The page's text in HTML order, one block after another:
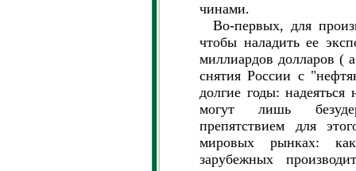
чинами.
Во-первых, для
чтобы наладить ее
миллиардов долларов (
снятия России с
долгие годы:
могут лишь
препятствием для
мировых рынках:
зарубежных